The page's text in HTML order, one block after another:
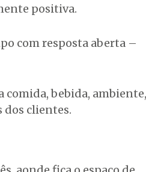
positiva.
com resposta aberta –